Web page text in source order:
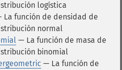
logística
La función de densidad de
normal
— La función de masa de
binomial
— La función de